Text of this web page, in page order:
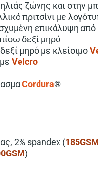
ζώνης και στην
πριτσίνι με
επικάλυψη
δεξί μηρό
μηρό με κλείσιμο
μεVelcro
Cordura®
2% spandex (
)